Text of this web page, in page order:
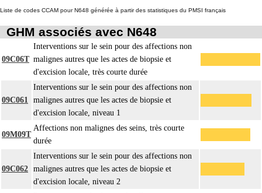
Liste de codes CCAM pour N648 générée à partir des statistiques du PMSI français
GHM associés avec N648
09C06T
Interventions sur le sein pour des affections non
malignes autres que les actes de biopsie et
d'excision locale, très courte durée
09C061
Interventions sur le sein pour des affections non
malignes autres que les actes de biopsie et
d'excision locale, niveau 1
09M09T
Affections non malignes des seins, très courte
durée
09C062
Interventions sur le sein pour des affections non
malignes autres que les actes de biopsie et
d'excision locale, niveau 2